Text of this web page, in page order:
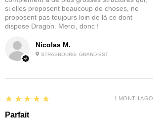
Nicolas M.
STRASBOURG, GRAND-EST
si elles proposent beaucoup de choses, ne
proposent pas toujours loin de là ce dont
dispose Dragon. Merci, donc !
5
★★★★★
Parfait
1 MONTH AGO